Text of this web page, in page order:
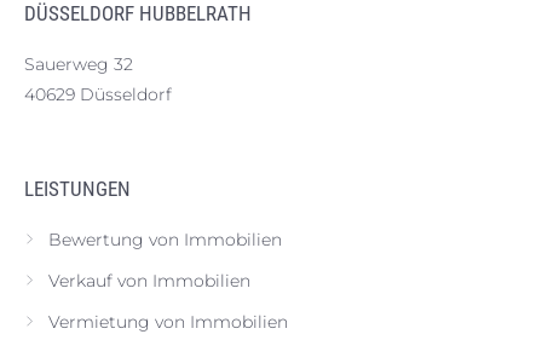
DÜSSELDORF HUBBELRATH
Sauerweg 32
40629 Düsseldorf
LEISTUNGEN
Bewertung von Immobilien
Verkauf von Immobilien
Vermietung von Immobilien